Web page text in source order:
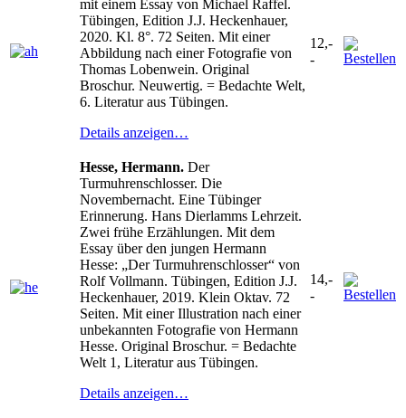
mit einem Essay von Michael Raffel.
Tübingen, Edition J.J. Heckenhauer,
2020. Kl. 8°. 72 Seiten. Mit einer
Abbildung nach einer Fotografie von
Thomas Lobenwein. Original
Broschur. Neuwertig. = Bedachte Welt,
6. Literatur aus Tübingen.
Details anzeigen…
12,-
-
Hesse, Hermann. Der
Turmuhrenschlosser. Die
Novembernacht. Eine Tübinger
Erinnerung. Hans Dierlamms Lehrzeit.
Zwei frühe Erzählungen. Mit dem
Essay über den jungen Hermann
Hesse: „Der Turmuhrenschlosser“ von
Rolf Vollmann. Tübingen, Edition J.J.
Heckenhauer, 2019. Klein Oktav. 72
Seiten. Mit einer Illustration nach einer
unbekannten Fotografie von Hermann
Hesse. Original Broschur. = Bedachte
Welt 1, Literatur aus Tübingen.
Details anzeigen…
14,-
-